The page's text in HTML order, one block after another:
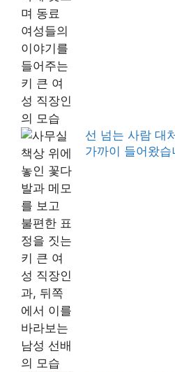
선 넘는 사람 대
가까이 들어왔습